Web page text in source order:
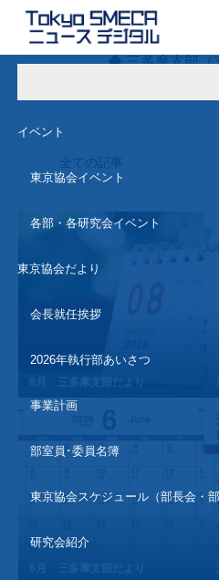
イベント
東京協会イベント
各部・各研究会イベント
東京協会だより
会長就任挨拶
2026年執行部あいさつ
事業計画
部室員･委員名簿
東京協会スケジュール（部長会・部
研究会紹介
◆ 三多摩支部（
全ての記事
8月 三多摩支部だより